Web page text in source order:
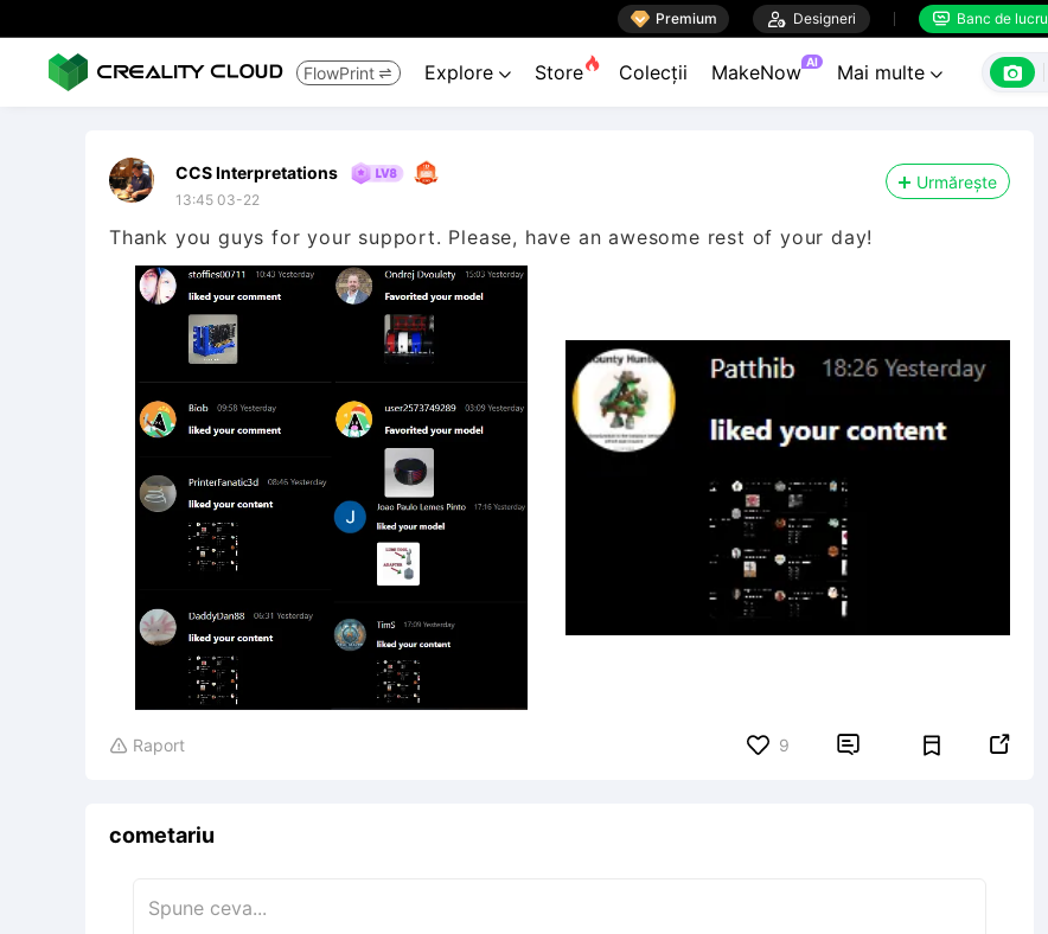
 Premium  Designeri  Banc de lucru
FlowPrint  Explore  Store Colecții MakeNow AI Mai multe  
CCS Interpretations
13:45 03-22
Urmărește
Thank you guys for your support. Please, have an awesome rest of your day!
 Raport 9  
cometariu